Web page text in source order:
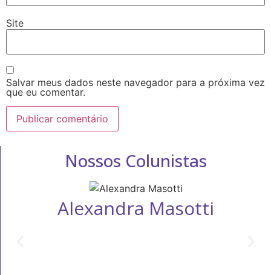
Site
Salvar meus dados neste navegador para a próxima vez
que eu comentar.
Nossos Colunistas
Alexandra Masotti